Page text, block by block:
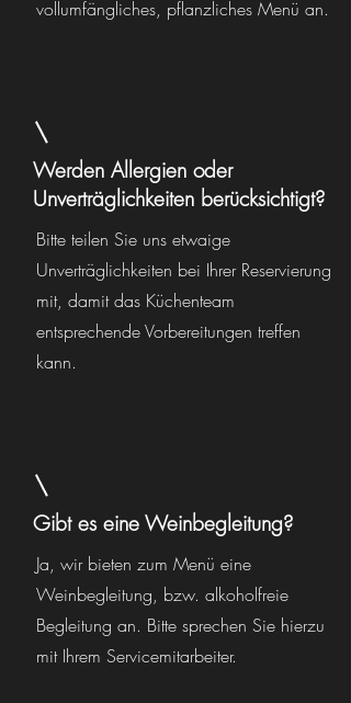
vollumfängliches, pflanzliches Menü an.
Werden Allergien oder
Unverträglichkeiten berücksichtigt?
Bitte teilen Sie uns etwaige
Unverträglichkeiten bei Ihrer Reservierung
mit, damit das Küchenteam
entsprechende Vorbereitungen treffen
kann.
Gibt es eine Weinbegleitung?
Ja, wir bieten zum Menü eine
Weinbegleitung, bzw. alkoholfreie
Begleitung an. Bitte sprechen Sie hierzu
mit Ihrem Servicemitarbeiter.